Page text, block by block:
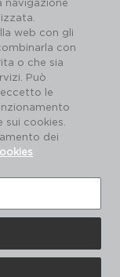
Iberia SL
privacyI
navigazione
web con gli
con
o che sia
Può
le
cookies.
dei